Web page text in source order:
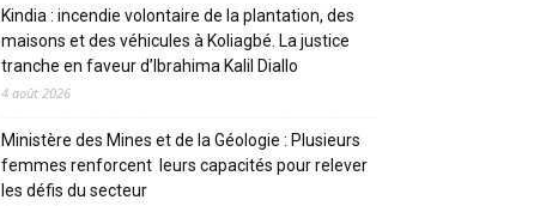
Kindia : incendie volontaire de la plantation, des
maisons et des véhicules à Koliagbé. La justice
tranche en faveur d’Ibrahima Kalil Diallo
4 août 2026
Ministère des Mines et de la Géologie : Plusieurs
femmes renforcent leurs capacités pour relever
les défis du secteur